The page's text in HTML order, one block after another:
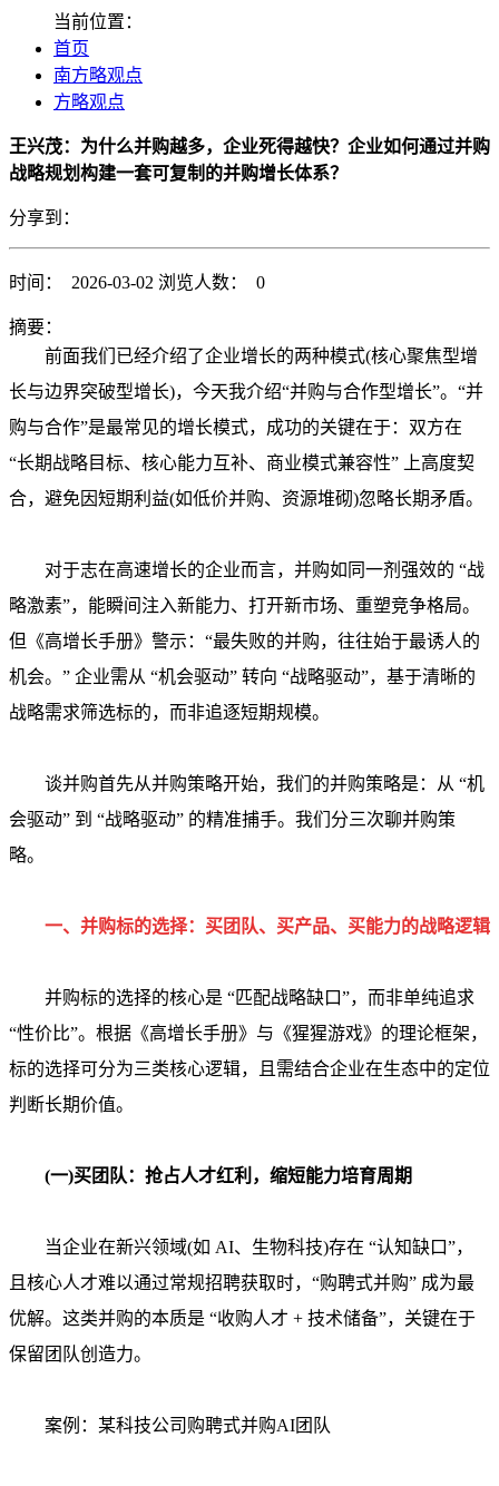
当前位置：
首页
南方略观点
方略观点
王兴茂：为什么并购越多，企业死得越快？企业如何通过并购
战略规划构建一套可复制的并购增长体系？
分享到：
时间： 2026-03-02 浏览人数： 0
摘要：
前面我们已经介绍了企业增长的两种模式(核心聚焦型增
长与边界突破型增长)，今天我介绍“并购与合作型增长”。“并
购与合作”是最常见的增长模式，成功的关键在于：双方在
“长期战略目标、核心能力互补、商业模式兼容性” 上高度契
合，避免因短期利益(如低价并购、资源堆砌)忽略长期矛盾。
对于志在高速增长的企业而言，并购如同一剂强效的 “战
略激素”，能瞬间注入新能力、打开新市场、重塑竞争格局。
但《高增长手册》警示：“最失败的并购，往往始于最诱人的
机会。” 企业需从 “机会驱动” 转向 “战略驱动”，基于清晰的
战略需求筛选标的，而非追逐短期规模。
谈并购首先从并购策略开始，我们的并购策略是：从 “机
会驱动” 到 “战略驱动” 的精准捕手。我们分三次聊并购策
略。
一、并购标的选择：买团队、买产品、买能力的战略逻辑
并购标的选择的核心是 “匹配战略缺口”，而非单纯追求
“性价比”。根据《高增长手册》与《猩猩游戏》的理论框架，
标的选择可分为三类核心逻辑，且需结合企业在生态中的定位
判断长期价值。
(一)买团队：抢占人才红利，缩短能力培育周期
当企业在新兴领域(如 AI、生物科技)存在 “认知缺口”，
且核心人才难以通过常规招聘获取时，“购聘式并购” 成为最
优解。这类并购的本质是 “收购人才 + 技术储备”，关键在于
保留团队创造力。
案例：某科技公司购聘式并购AI团队